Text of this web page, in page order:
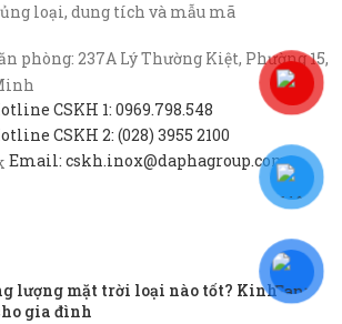
loại, dung tích và mẫu mã
phòng: 237A Lý Thường Kiệt, Phường 15,
CSKH 1: 0969.798.548
CSKH 2: (028) 3955 2100
Email: cskh.inox@daphagroup.com
lượng mặt trời loại nào tốt? Kinh
gia đình